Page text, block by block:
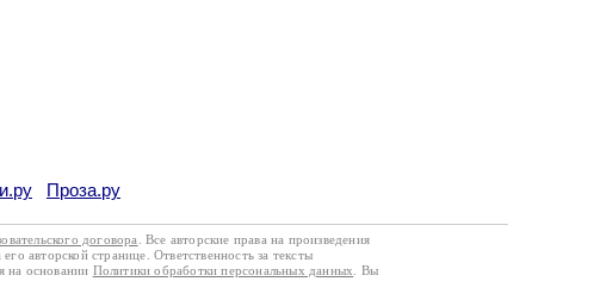
Проза.ру
договора
. Все авторские права на произведения
авторской странице. Ответственность за тексты
на основании Политики обработки персональных данных
. Вы